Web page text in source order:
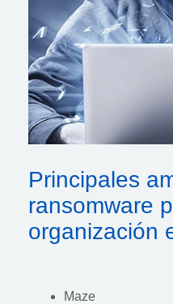
Principales
ransomware
organización
Maze